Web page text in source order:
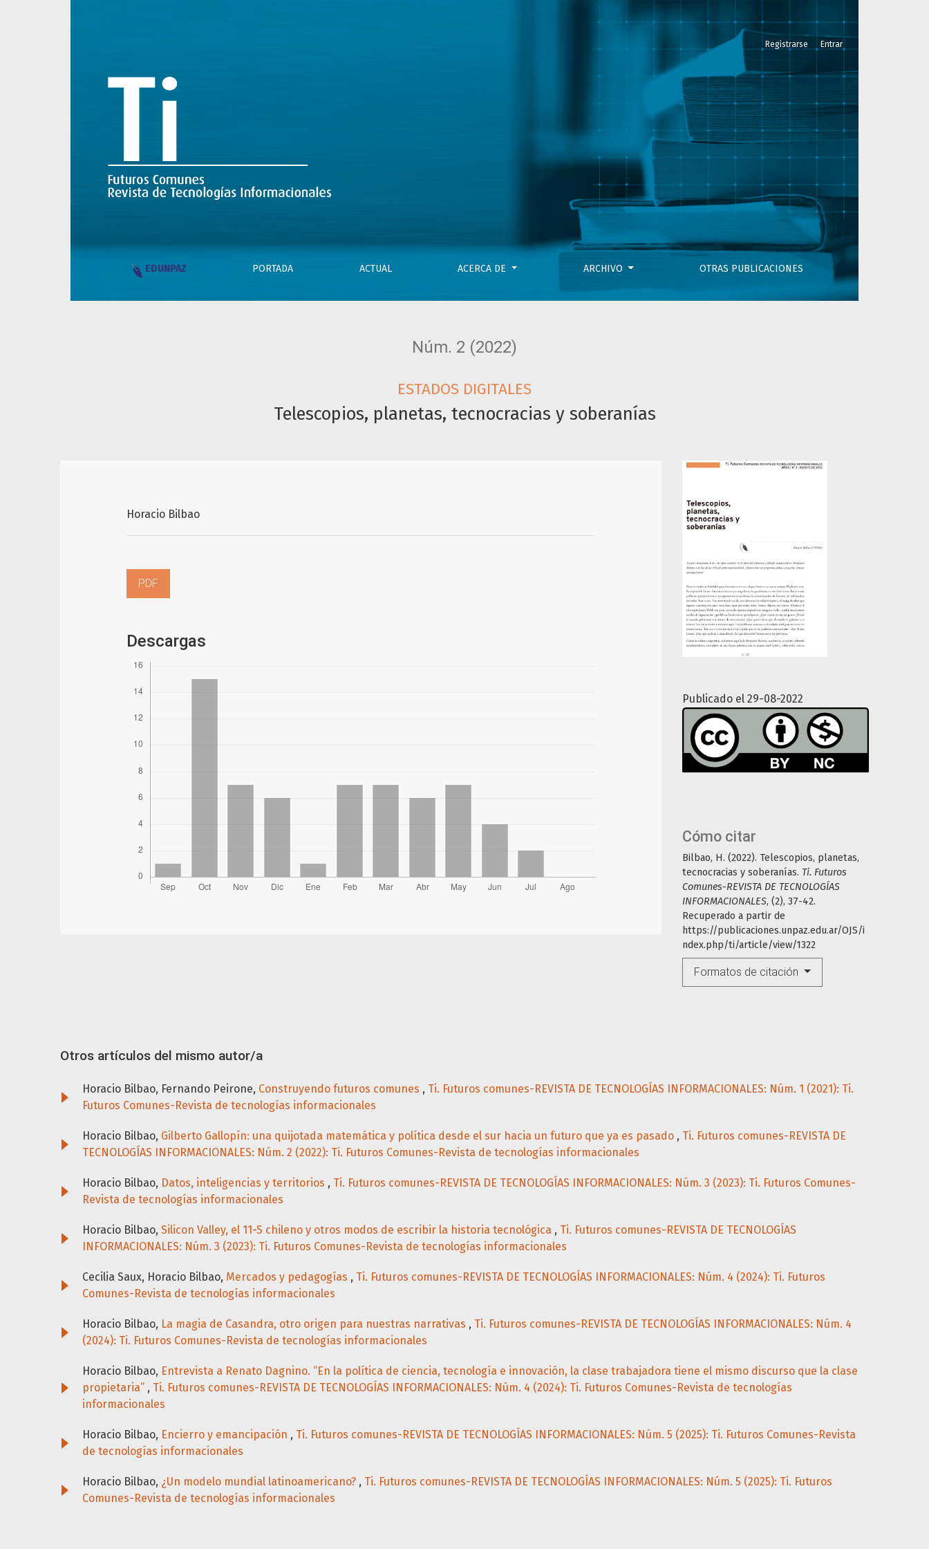
EDUNPAZ PORTADA ACTUAL ACERCA DE ARCHIVO OTRAS PUBLICACIONES
Registrarse Entrar
Núm. 2 (2022)
ESTADOS DIGITALES
Telescopios, planetas, tecnocracias y soberanías
Publicado el 29-08-2022
Cómo citar
Bilbao, H. (2022). Telescopios, planetas,
tecnocracias y soberanías. Ti. Futuros
Comunes-REVISTA DE TECNOLOGÍAS
INFORMACIONALES, (2), 37-42.
Recuperado a partir de
https://publicaciones.unpaz.edu.ar/OJS/i
ndex.php/ti/article/view/1322
Formatos de citación
Horacio Bilbao
PDF
Descargas
Otros artículos del mismo autor/a
Horacio Bilbao, Fernando Peirone, Construyendo futuros comunes , Ti. Futuros comunes-REVISTA DE TECNOLOGÍAS INFORMACIONALES: Núm. 1 (2021): Ti.
Futuros Comunes-Revista de tecnologías informacionales
Horacio Bilbao, Gilberto Gallopín: una quijotada matemática y política desde el sur hacia un futuro que ya es pasado , Ti. Futuros comunes-REVISTA DE
TECNOLOGÍAS INFORMACIONALES: Núm. 2 (2022): Ti. Futuros Comunes-Revista de tecnologías informacionales
Horacio Bilbao, Datos, inteligencias y territorios , Ti. Futuros comunes-REVISTA DE TECNOLOGÍAS INFORMACIONALES: Núm. 3 (2023): Ti. Futuros Comunes-
Revista de tecnologías informacionales
Horacio Bilbao, Silicon Valley, el 11-S chileno y otros modos de escribir la historia tecnológica , Ti. Futuros comunes-REVISTA DE TECNOLOGÍAS
INFORMACIONALES: Núm. 3 (2023): Ti. Futuros Comunes-Revista de tecnologías informacionales
Cecilia Saux, Horacio Bilbao, Mercados y pedagogías , Ti. Futuros comunes-REVISTA DE TECNOLOGÍAS INFORMACIONALES: Núm. 4 (2024): Ti. Futuros
Comunes-Revista de tecnologías informacionales
Horacio Bilbao, La magia de Casandra, otro origen para nuestras narrativas , Ti. Futuros comunes-REVISTA DE TECNOLOGÍAS INFORMACIONALES: Núm. 4
(2024): Ti. Futuros Comunes-Revista de tecnologías informacionales
Horacio Bilbao, Entrevista a Renato Dagnino. “En la política de ciencia, tecnología e innovación, la clase trabajadora tiene el mismo discurso que la clase
propietaria” , Ti. Futuros comunes-REVISTA DE TECNOLOGÍAS INFORMACIONALES: Núm. 4 (2024): Ti. Futuros Comunes-Revista de tecnologías
informacionales
Horacio Bilbao, Encierro y emancipación , Ti. Futuros comunes-REVISTA DE TECNOLOGÍAS INFORMACIONALES: Núm. 5 (2025): Ti. Futuros Comunes-Revista
de tecnologías informacionales
Horacio Bilbao, ¿Un modelo mundial latinoamericano? , Ti. Futuros comunes-REVISTA DE TECNOLOGÍAS INFORMACIONALES: Núm. 5 (2025): Ti. Futuros
Comunes-Revista de tecnologías informacionales